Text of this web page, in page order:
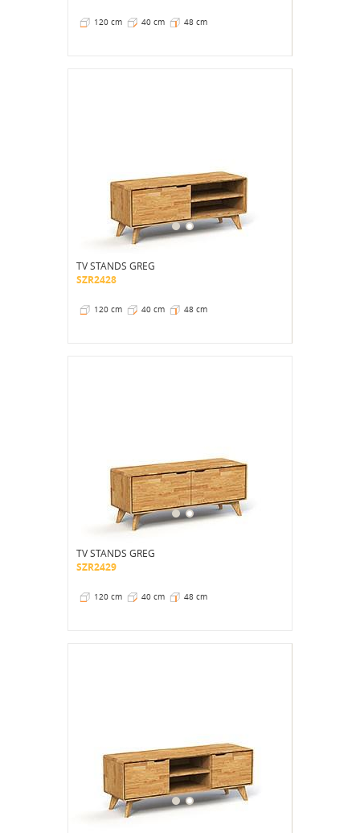
120 cm 40 cm 48 cm
TV STANDS GREG
SZR2428
120 cm 40 cm 48 cm
TV STANDS GREG
SZR2429
120 cm 40 cm 48 cm